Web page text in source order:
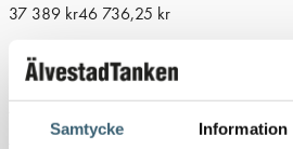
Samtycke Information
37 389 kr46 736,25 kr
2–4 veckor (leveranstid)
Artikelnr:1131Kategorier:Dieseltankar &
1200-9000 literEtiketter: Älvestad-Tanken